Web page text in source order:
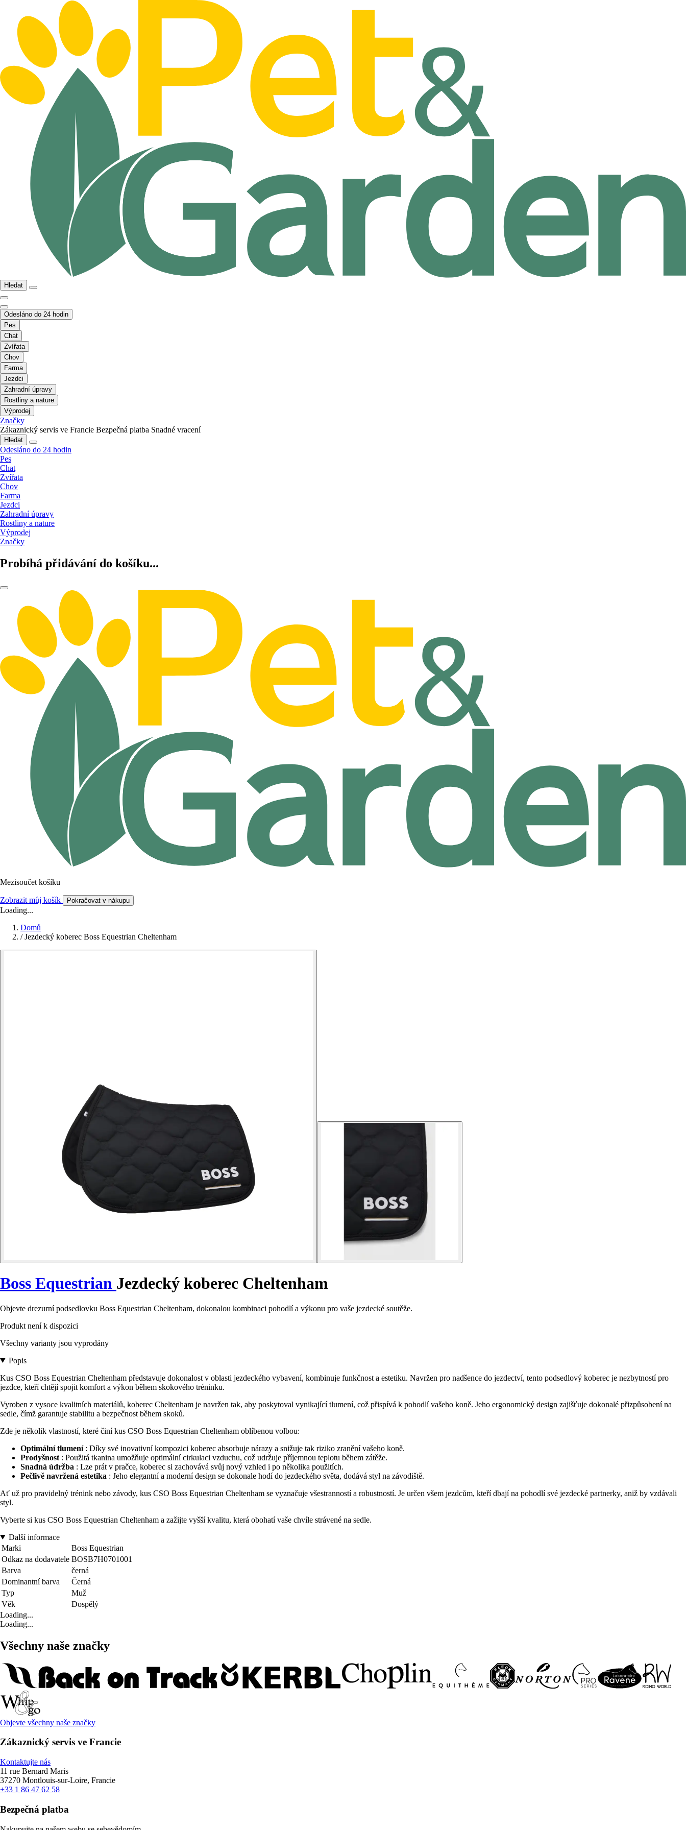
Hledat
Odesláno do 24 hodin
Pes
Chat
Zvířata
Chov
Farma
Jezdci
Zahradní úpravy
Rostliny a nature
Výprodej
Značky
Zákaznický servis ve Francie Bezpečná platba Snadné vracení
Hledat
Odesláno do 24 hodin
Pes
Chat
Zvířata
Chov
Farma
Jezdci
Zahradní úpravy
Rostliny a nature
Výprodej
Značky
Probíhá přidávání do košíku...
Mezisoučet košíku
Zobrazit můj košík Pokračovat v nákupu
Loading...
Domů
/ Jezdecký koberec Boss Equestrian Cheltenham
Boss Equestrian Jezdecký koberec Cheltenham
Objevte drezurní podsedlovku Boss Equestrian Cheltenham, dokonalou kombinaci pohodlí a výkonu pro vaše jezdecké soutěže.
Produkt není k dispozici
Všechny varianty jsou vyprodány
Popis
Kus CSO Boss Equestrian Cheltenham představuje dokonalost v oblasti jezdeckého vybavení, kombinuje funkčnost a estetiku. Navržen pro nadšence do jezdectví, tento podsedlový koberec je nezbytností pro
jezdce, kteří chtějí spojit komfort a výkon během skokového tréninku.
Vyroben z vysoce kvalitních materiálů, koberec Cheltenham je navržen tak, aby poskytoval vynikající tlumení, což přispívá k pohodlí vašeho koně. Jeho ergonomický design zajišťuje dokonalé přizpůsobení na
sedle, čímž garantuje stabilitu a bezpečnost během skoků.
Zde je několik vlastností, které činí kus CSO Boss Equestrian Cheltenham oblíbenou volbou:
Optimální tlumení: Díky své inovativní kompozici koberec absorbuje nárazy a snižuje tak riziko zranění vašeho koně.
Prodyšnost : Použitá tkanina umožňuje optimální cirkulaci vzduchu, což udržuje příjemnou teplotu během zátěže.
Snadná údržba : Lze prát v pračce, koberec si zachovává svůj nový vzhled i po několika použitích.
Pečlivě navržená estetika : Jeho elegantní a moderní design se dokonale hodí do jezdeckého světa, dodává styl na závodiště.
Ať už pro pravidelný trénink nebo závody, kus CSO Boss Equestrian Cheltenham se vyznačuje všestranností a robustností. Je určen všem jezdcům, kteří dbají na pohodlí své jezdecké partnerky, aniž by vzdávali
styl.
Vyberte si kus CSO Boss Equestrian Cheltenham a zažijte vyšší kvalitu, která obohatí vaše chvíle strávené na sedle.
Další informace
Marki
Boss Equestrian
Odkaz na dodavatele BOSB7H0701001
Barva
černá
Dominantní barva
Černá
Typ
Muž
Věk
Dospělý
Loading...
Loading...
Všechny naše značky
Objevte všechny naše značky
Zákaznický servis ve Francie
Kontaktujte nás
11 rue Bernard Maris
37270 Montlouis-sur-Loire, Francie
+33 1 86 47 62 58
Bezpečná platba